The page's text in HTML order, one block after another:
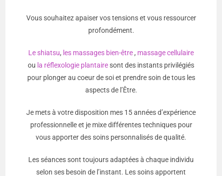
Vous souhaitez apaiser vos tensions et vous ressourcer
profondément.
Le shiatsu, les massages bien-être , massage cellulaire
ou la réflexologie plantairesont des instants privilégiés
pour plonger au coeur de soi et prendre soin de tous les
aspects de l’Être.
Je mets à votre disposition mes 15 années d’expérience
professionnelle et je mixe différentes techniques pour
vous apporter des soins personnalisés de qualité.
Les séances sont toujours adaptées à chaque individu
selon ses besoin de l’instant. Les soins apportent